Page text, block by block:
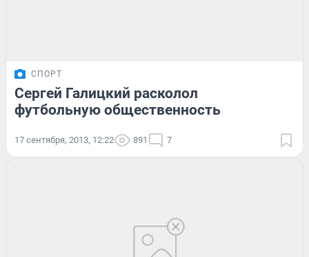
СПОРТ
Сергей Галицкий расколол
футбольную общественность
17 сентября, 2013, 12:22 891 7